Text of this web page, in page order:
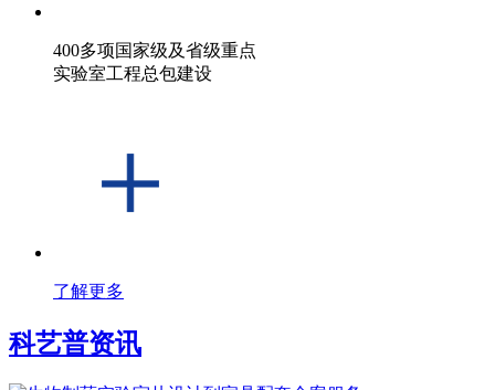
400多项国家级及省级重点
实验室工程总包建设
了解更多
科艺普资讯